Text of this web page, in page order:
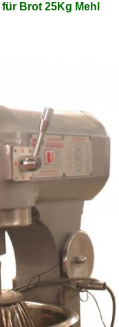
Brot 25Kg Mehl